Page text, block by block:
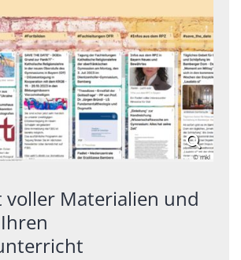
© mkl
voller Materialien und